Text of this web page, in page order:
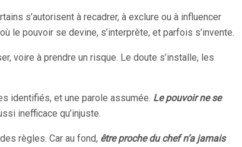
s’autorisent à recadrer, à exclure ou à influencer
le pouvoir se devine, s’interprète, et parfois s’invente.
voire à prendre un risque. Le doute s’installe, les
identifiés, et une parole assumée. Le pouvoir ne se
inefficace qu’injuste.
règles. Car au fond, être proche du chef n’a jamais